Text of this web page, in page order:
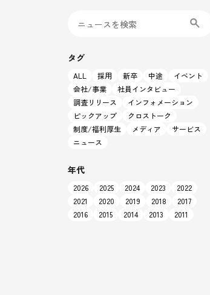
タグ
ALL 採用 新卒 中途
イベント
会社/事業
社員インタビュー
調査リリース
インフォメーション
ピックアップ
クロストーク
制度/福利厚生
メディア
サービス
ニュース
年代
2026 2025 2024 2023
2022
2021
2020 2019 2018
2017
2016
2015 2014 2013 2011